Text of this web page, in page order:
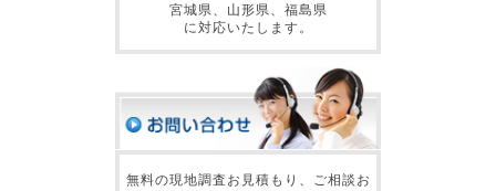
宮城県、山形県、福島県
に対応いたします。
無料の現地調査お見積もり、ご相談お